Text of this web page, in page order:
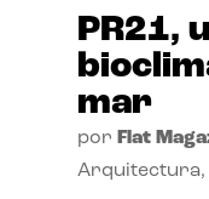
PR21,
mar
por Flat
Arquitectura,